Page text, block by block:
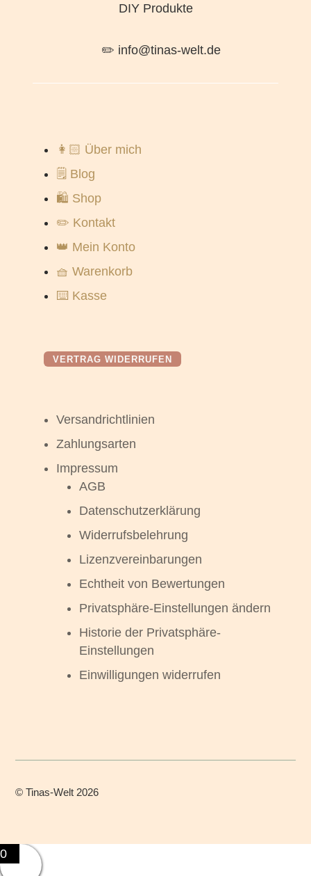
DIY Produkte
✏️ info@tinas-welt.de
👩🏻 Über mich
🗒️ Blog
🛍️ Shop
✏️ Kontakt
👑 Mein Konto
🧺 Warenkorb
⌨️ Kasse
VERTRAG WIDERRUFEN
Versandrichtlinien
Zahlungsarten
Impressum
AGB
Datenschutzerklärung
Widerrufsbelehrung
Lizenzvereinbarungen
Echtheit von Bewertungen
Privatsphäre-Einstellungen ändern
Historie der Privatsphäre-
Einstellungen
Einwilligungen widerrufen
©Tinas-Welt 2026
0